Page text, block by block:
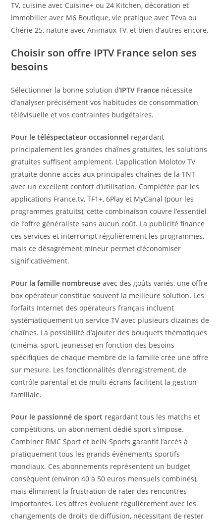
TV, cuisine avec Cuisine+ ou 24 Kitchen, décoration et
immobilier avec M6 Boutique, vie pratique avec Téva ou
Chérie 25, nature avec Animaux TV, et bien d’autres encore.
Choisir son offre IPTV France selon ses
besoins
Sélectionner la bonne solution d’IPTV France nécessite
d’analyser précisément vos habitudes de consommation
télévisuelle et vos contraintes budgétaires.
Pour le téléspectateur occasionnel regardant
principalement les grandes chaînes gratuites, les solutions
gratuites suffisent amplement. L’application Molotov TV
gratuite donne accès aux principales chaînes de la TNT
avec un excellent confort d’utilisation. Complétée par les
applications France.tv, TF1+, 6Play et MyCanal (pour les
programmes gratuits), cette combinaison couvre l’essentiel
de l’offre généraliste sans aucun coût. La publicité finance
ces services et interrompt régulièrement les programmes,
mais ce désagrément mineur permet d’économiser
significativement.
Pour la famille nombreuse avec des goûts variés, une offre
box opérateur constitue souvent la meilleure solution. Les
forfaits Internet des opérateurs français incluent
systématiquement un service TV avec plusieurs dizaines de
chaînes. La possibilité d’ajouter des bouquets thématiques
(cinéma, sport, jeunesse) en fonction des besoins
spécifiques de chaque membre de la famille crée une offre
sur mesure. Les fonctionnalités d’enregistrement, de
contrôle parental et de multi-écrans facilitent la gestion
familiale.
Pour le passionné de sport regardant tous les matchs et
compétitions, un abonnement dédié sport s’impose.
Combiner RMC Sport et beIN Sports garantit l’accès à
pratiquement tous les grands événements sportifs
mondiaux. Ces abonnements représentent un budget
conséquent (environ 40 à 50 euros mensuels combinés),
mais éliminent la frustration de rater des rencontres
importantes. Les offres évoluent régulièrement avec les
changements de droits de diffusion, nécessitant de rester